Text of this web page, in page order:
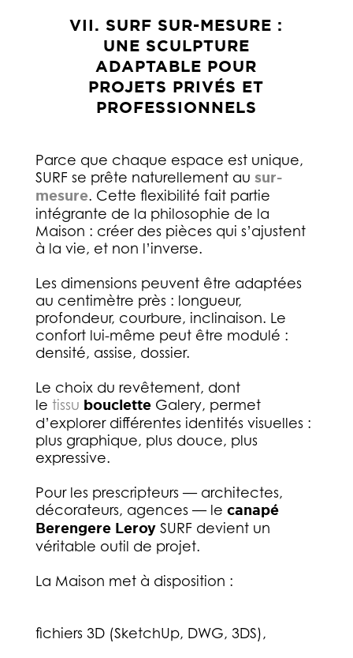
VII. SURF SUR-MESURE :
UNE SCULPTURE
ADAPTABLE POUR
PROJETS PRIVÉS ET
PROFESSIONNELS
Parce que chaque espace est unique,
SURF se prête naturellement au sur-
mesure. Cette flexibilité fait partie
intégrante de la philosophie de la
Maison : créer des pièces qui s’ajustent
à la vie, et non l’inverse.
Les dimensions peuvent être adaptées
au centimètre près : longueur,
profondeur, courbure, inclinaison. Le
confort lui-même peut être modulé :
densité, assise, dossier.
Le choix du revêtement, dont
le tissu boucletteGalery, permet
d’explorer différentes identités visuelles :
plus graphique, plus douce, plus
expressive.
Pour les prescripteurs — architectes,
décorateurs, agences — le canapé
Berengere LeroySURF devient un
véritable outil de projet.
La Maison met à disposition :
fichiers 3D (SketchUp, DWG, 3DS),